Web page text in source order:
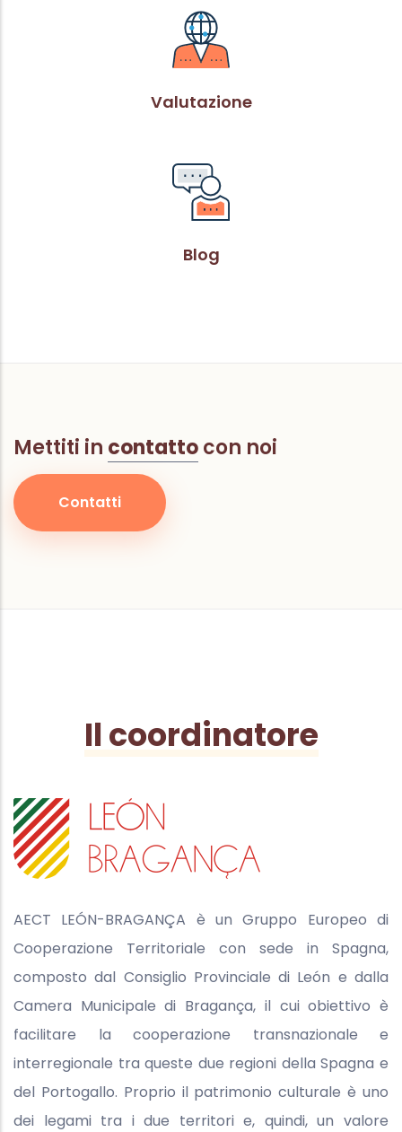
Valutazione
Blog
Mettiti in contattocon noi
Contatti
Il coordinatore
AECT LEÓN-BRAGANÇA è un Gruppo Europeo di
Cooperazione Territoriale con sede in Spagna,
composto dal Consiglio Provinciale di León e dalla
Camera Municipale di Bragança, il cui obiettivo è
facilitare la cooperazione transnazionale e
interregionale tra queste due regioni della Spagna e
del Portogallo. Proprio il patrimonio culturale è uno
dei legami tra i due territori e, quindi, un valore